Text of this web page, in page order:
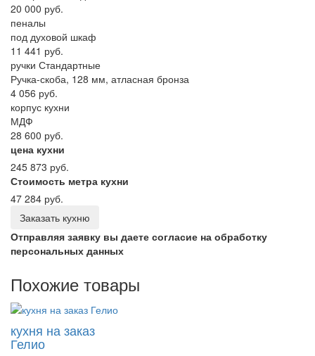
20 000 руб.
пеналы
под духовой шкаф
11 441 руб.
ручки Стандартные
Ручка-скоба, 128 мм, атласная бронза
4 056 руб.
корпус кухни
МДФ
28 600 руб.
цена кухни
245 873 руб.
Стоимость метра кухни
47 284 руб.
Заказать кухню
Отправляя заявку вы даете согласие на обработку
персональных данных
Похожие товары
кухня на заказ
Гелио